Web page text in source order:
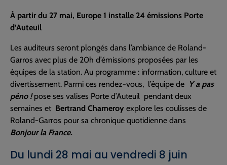
À partir du 27 mai, Europe 1 installe 24 émissions Porte
d’Auteuil
Les auditeurs seront plongés dans l’ambiance de Roland-
Garros avec plus de 20h d’émissions proposées par les
équipes de la station. Au programme : information, culture et
divertissement. Parmi ces rendez-vous, l’équipe de Y a pas
péno !pose ses valises Porte d’Auteuil pendant deux
semaines et Bertrand Chameroy explore les coulisses de
Roland-Garros pour sa chronique quotidienne dans
Bonjour la France.
Du lundi 28 mai au vendredi 8 juin